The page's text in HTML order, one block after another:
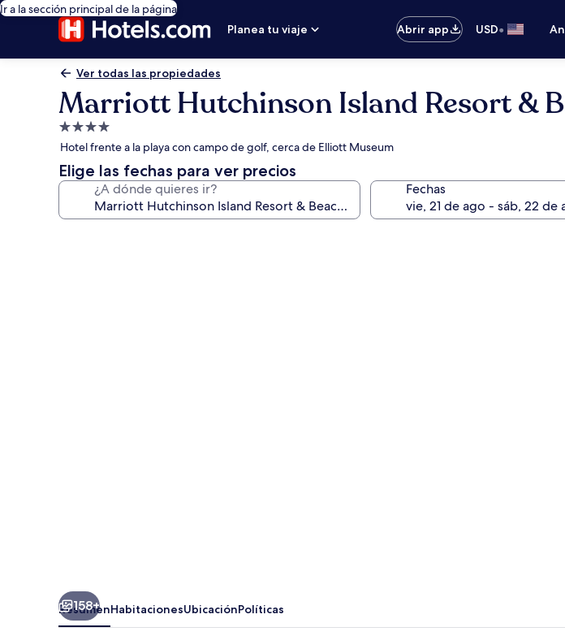
Ir a la sección principal de la página
Planea tu viaje
Abrir app USD•
Ver todas las propiedades
Marriott Hutchinson Island Resort &
Propiedad
de
4.0
estrellas
Hotel frente a la playa con campo de golf, cerca de Elliott Museum
Elige las fechas para ver precios
¿A dónde quieres ir? Fechas
158+
ResumenHabitacionesUbicaciónPolíticas